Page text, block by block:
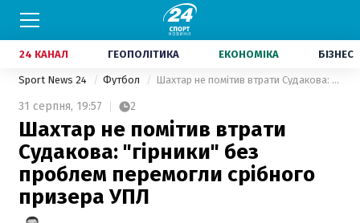
24 КАНАЛ ГЕОПОЛІТИКА ЕКОНОМІКА БІЗНЕС
Sport News 24 Футбол Шахтар не помітив втрати Судакова: "гірники" без проблем перемогли срібного призера УПЛ
31 серпня, 19:57 2
Шахтар не помітив втрати
Судакова: "гірники" без
проблем перемогли срібного
призера УПЛ